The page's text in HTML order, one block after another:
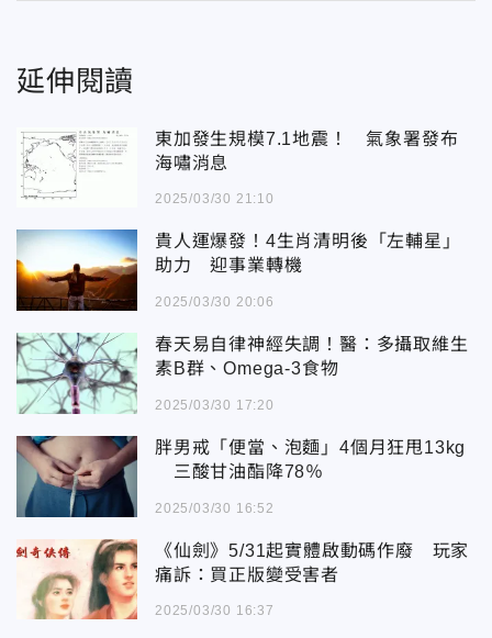
延伸閱讀
東加發生規模7.1地震！ 氣象署發布
海嘯消息
2025/03/30 21:10
貴人運爆發！4生肖清明後「左輔星」
助力 迎事業轉機
2025/03/30 20:06
春天易自律神經失調！醫：多攝取維生
素B群、Omega-3食物
2025/03/30 17:20
胖男戒「便當、泡麵」4個月狂甩13kg
三酸甘油酯降78％
2025/03/30 16:52
《仙劍》5/31起實體啟動碼作廢 玩家
痛訴：買正版變受害者
2025/03/30 16:37